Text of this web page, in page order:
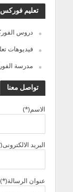
تعليم فوركس
دروس
فيديوهات
مدرسة
تواصل معنا
الاسم(*)
البريد
عنوان الرسالة(*)